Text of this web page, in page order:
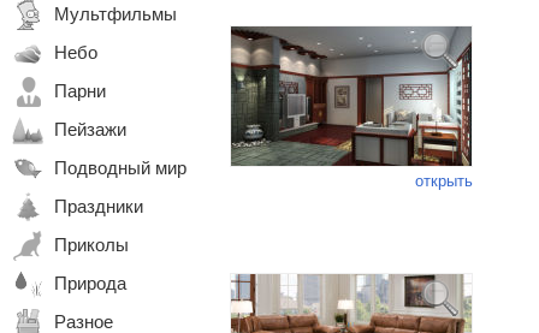
Мультфильмы
Небо
Парни
Пейзажи
Подводный мир
Праздники
Приколы
Природа
Разное
открыть